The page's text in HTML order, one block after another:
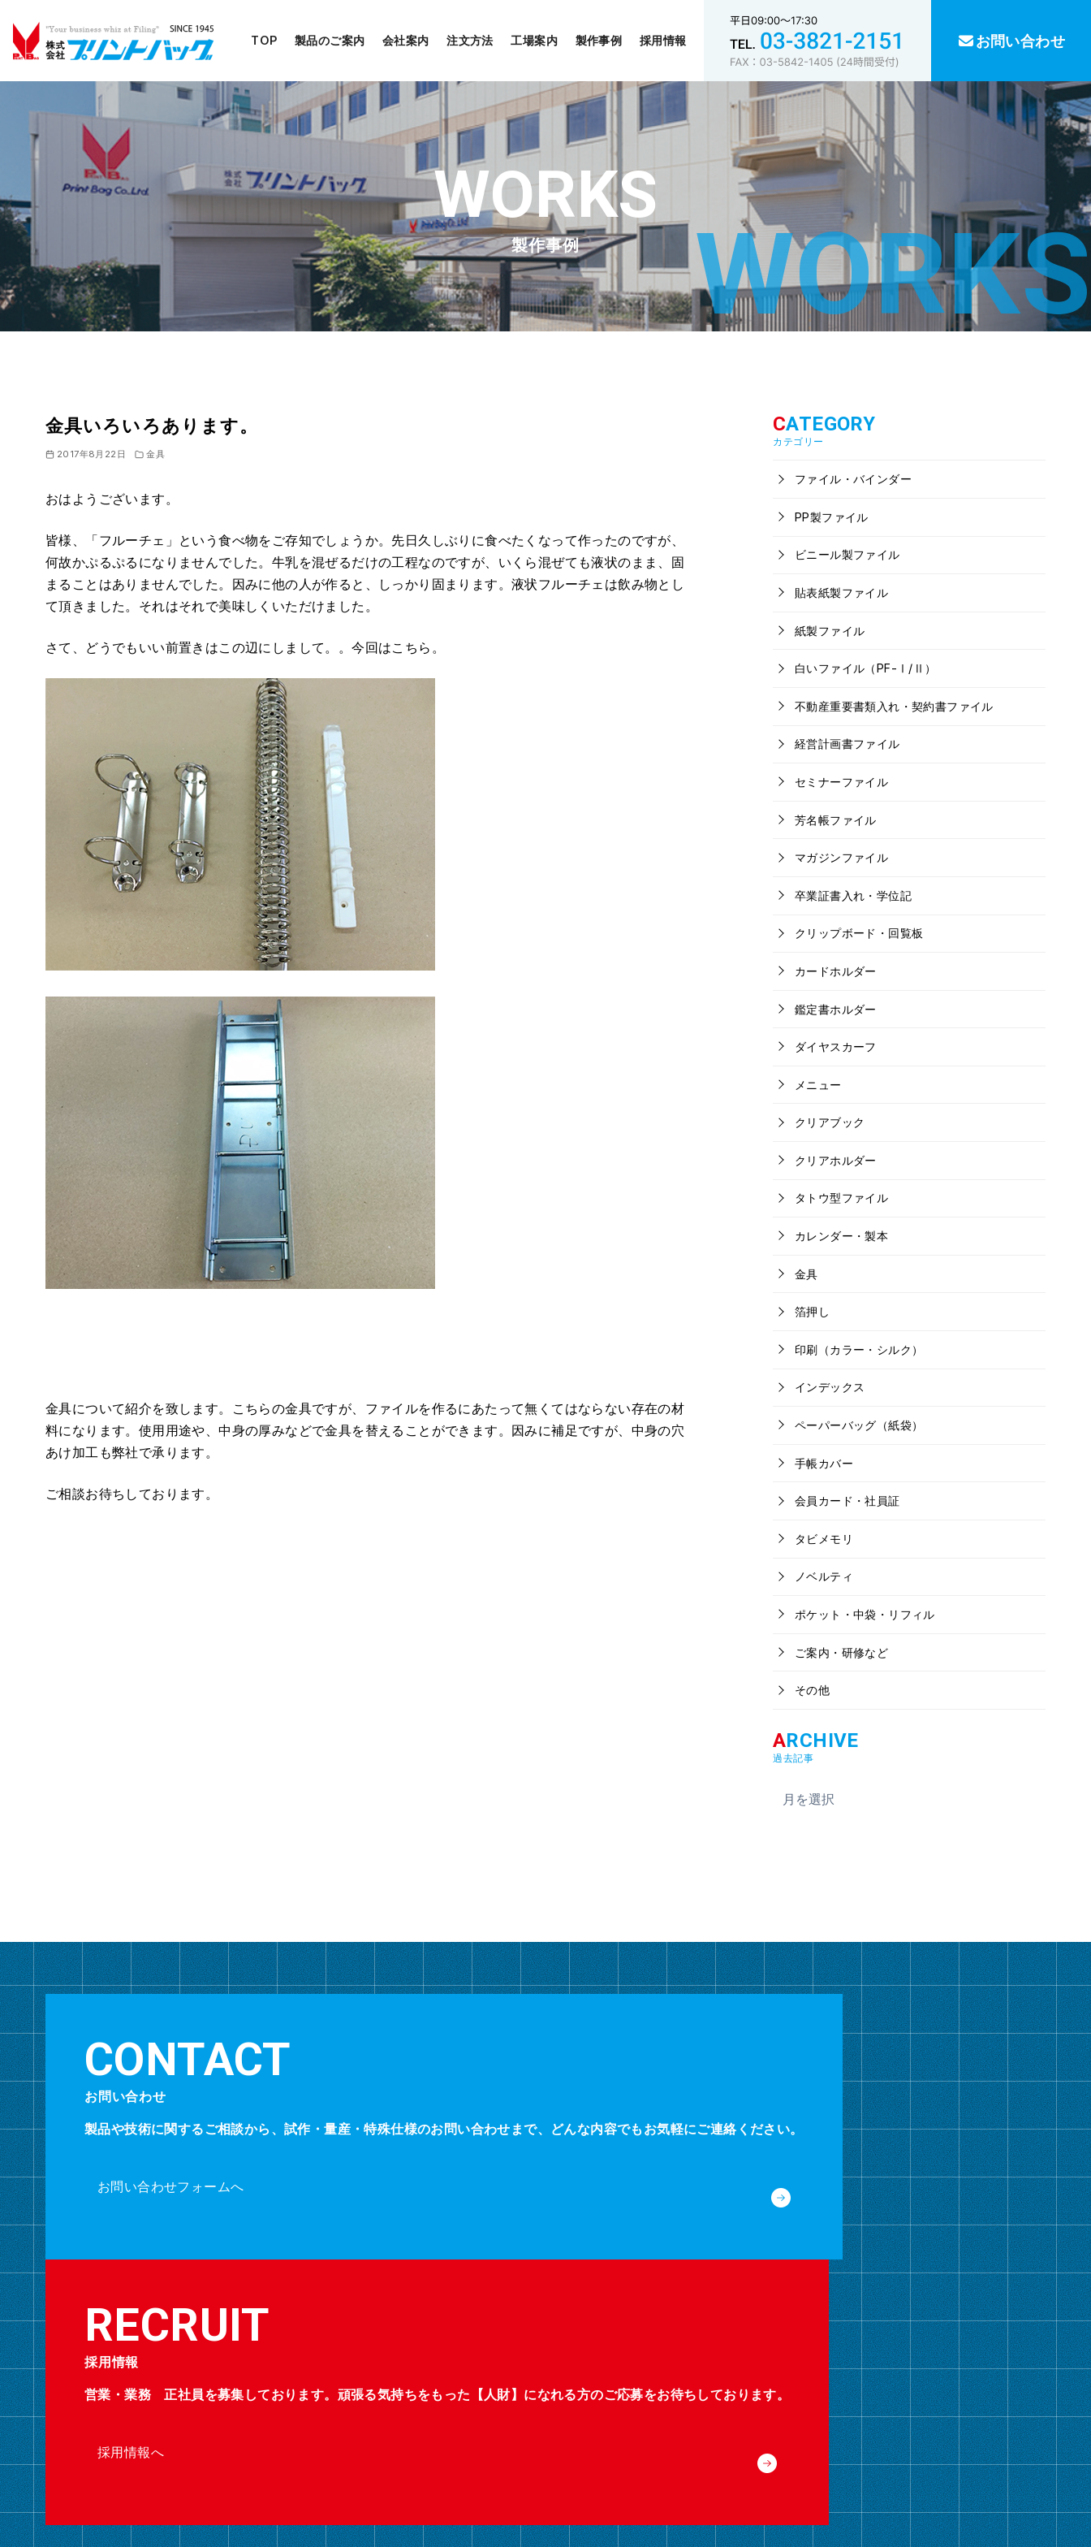
へ
移
TOP 製品のご案内 会社案内 注文方法 工場案内 製作事例 採用情報 お問い合わせ
製作事例
金具いろいろあります。
2017年8月22日 金具
おはようございます。
皆様、「フルーチェ」という食べ物をご存知でしょうか。先日久しぶりに食べたくなって作ったのですが、
何故かぷるぷるになりませんでした。牛乳を混ぜるだけの工程なのですが、いくら混ぜても液状のまま、固
まることはありませんでした。因みに他の人が作ると、しっかり固まります。液状フルーチェは飲み物とし
て頂きました。それはそれで美味しくいただけました。
さて、どうでもいい前置きはこの辺にしまして。。今回はこちら。
金具について紹介を致します。こちらの金具ですが、ファイルを作るにあたって無くてはならない存在の材
料になります。使用用途や、中身の厚みなどで金具を替えることができます。因みに補足ですが、中身の穴
あけ加工も弊社で承ります。
ご相談お待ちしております。
カテゴリー
ファイル・バインダー
PP製ファイル
ビニール製ファイル
貼表紙製ファイル
紙製ファイル
白いファイル（PF-Ⅰ/Ⅱ）
不動産重要書類入れ・契約書ファイル
経営計画書ファイル
セミナーファイル
芳名帳ファイル
マガジンファイル
卒業証書入れ・学位記
クリップボード・回覧板
カードホルダー
鑑定書ホルダー
ダイヤスカーフ
メニュー
クリアブック
クリアホルダー
タトウ型ファイル
カレンダー・製本
金具
箔押し
印刷（カラー・シルク）
インデックス
ペーパーバッグ（紙袋）
手帳カバー
会員カード・社員証
タビメモリ
ノベルティ
ポケット・中袋・リフィル
ご案内・研修など
その他
過去記事
ー
お問い合わせ
製品や技術に関するご相談から、試作・量産・特殊仕様のお問い合わせまで、どんな内容でもお気軽にご連絡ください。
お問い合わせフォームへ
採用情報
営業・業務 正社員を募集しております。頑張る気持ちをもった【人財】になれる方のご応募をお待ちしております。
採用情報へ